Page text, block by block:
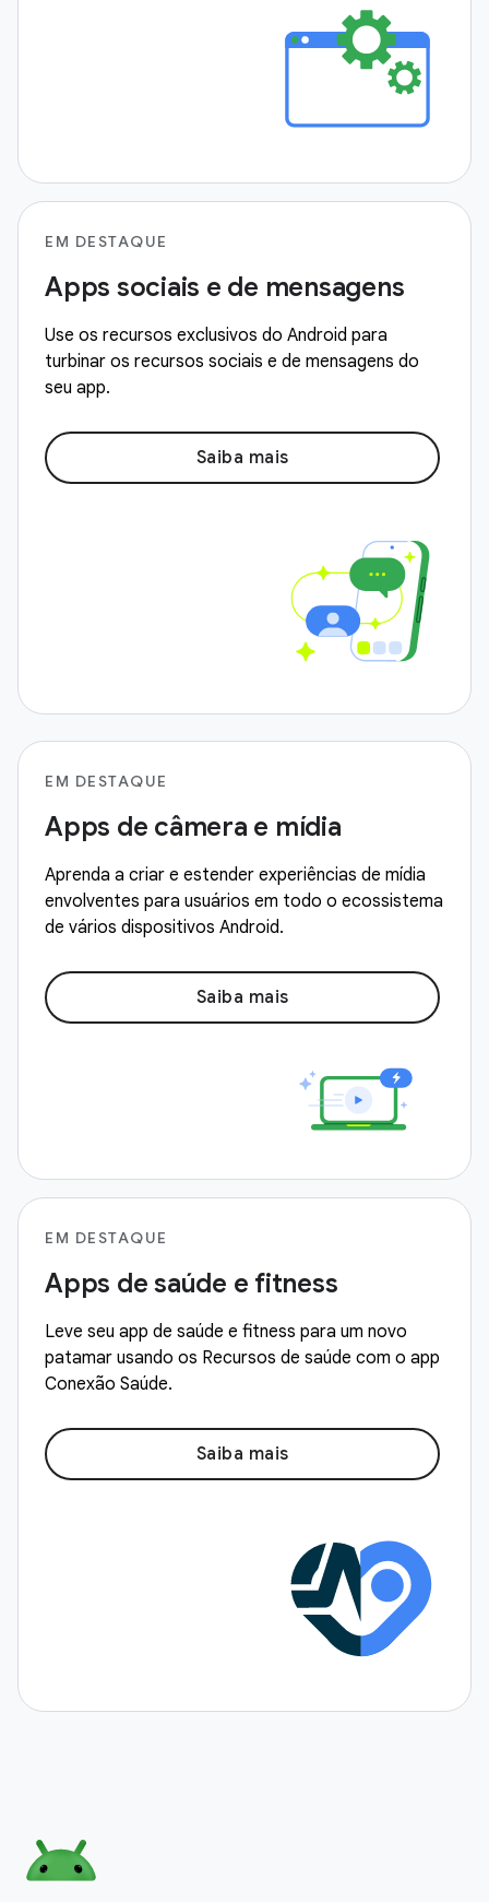
EM DESTAQUE
Apps sociais e de mensagens
Use os recursos exclusivos do Android para
turbinar os recursos sociais e de mensagens do
seu app.
Saiba mais
EM DESTAQUE
Apps de câmera e mídia
Aprenda a criar e estender experiências de mídia
envolventes para usuários em todo o ecossistema
de vários dispositivos Android.
Saiba mais
EM DESTAQUE
Apps de saúde e fitness
Leve seu app de saúde e fitness para um novo
patamar usando os Recursos de saúde com o app
Conexão Saúde.
Saiba mais